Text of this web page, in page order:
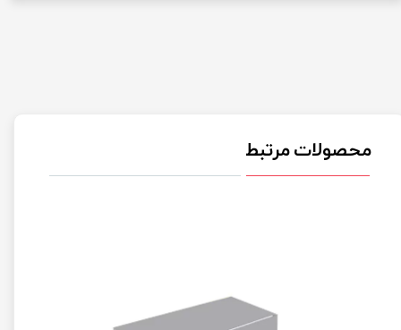
محصولات مرتبط